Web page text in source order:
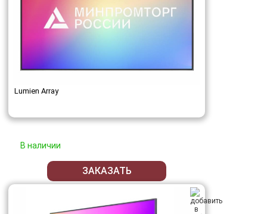
Lumien Array
В наличии
ЗАКАЗАТЬ